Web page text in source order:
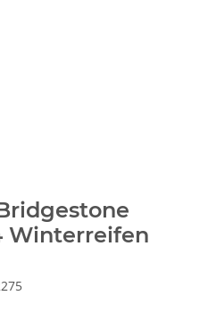
Winterreifen